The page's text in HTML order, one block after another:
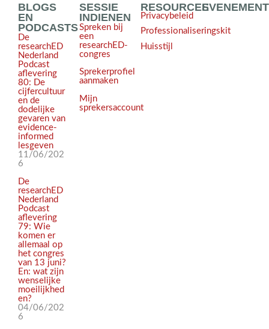
BLOGS
EN
PODCASTS
De
researchED
Nederland
Podcast
aflevering
80: De
cijfercultuur
en de
dodelijke
gevaren van
evidence-
informed
lesgeven
11/06/202
6
De
researchED
Nederland
Podcast
aflevering
79: Wie
komen er
allemaal op
het congres
van 13 juni?
En: wat zijn
wenselijke
moeilijkhed
en?
04/06/202
6
SESSIE
INDIENEN
Spreken bij
een
researchED-
congres
Sprekerprofiel
aanmaken
Mijn
sprekersaccount
RESOURCES
Privacybeleid
Professionaliseringskit
Huisstijl